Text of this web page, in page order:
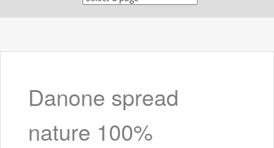
Danone spread
nature 100%